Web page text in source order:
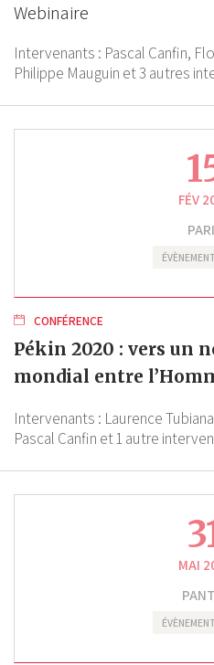
Webinaire
Intervenants : Pascal Canfin,
Philippe Mauguin et 3 autres
FÉV
CONFÉRENCE
Pékin 2020 : vers un
mondial entre
Intervenants : Laurence
Pascal Canfin et 1 autre
MAI